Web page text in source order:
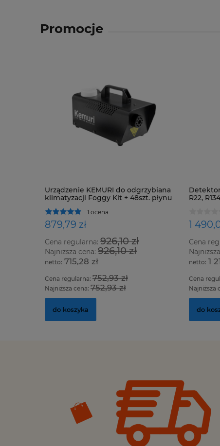
Promocje
Urządzenie KEMURI do odgrzybiana
klimatyzacji Foggy Kit + 48szt. płynu
1 ocena
879,79 zł
Cena regularna: 926,10 zł
Najniższa cena: 926,10 zł
715,28 zł
Cena regularna: 752,93 zł
Najniższa cena: 752,93 zł
do koszyka
Detektor
R22,
1
Cena
1
Cena
Najniższa
do